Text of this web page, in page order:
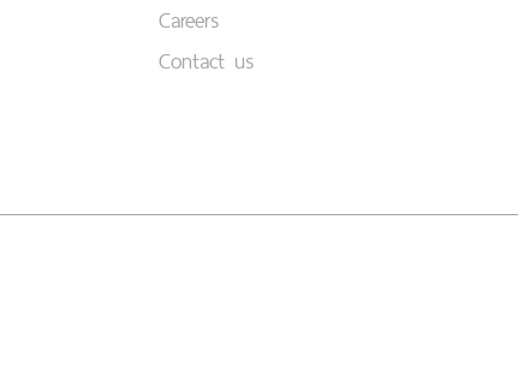
Careers
Contact us